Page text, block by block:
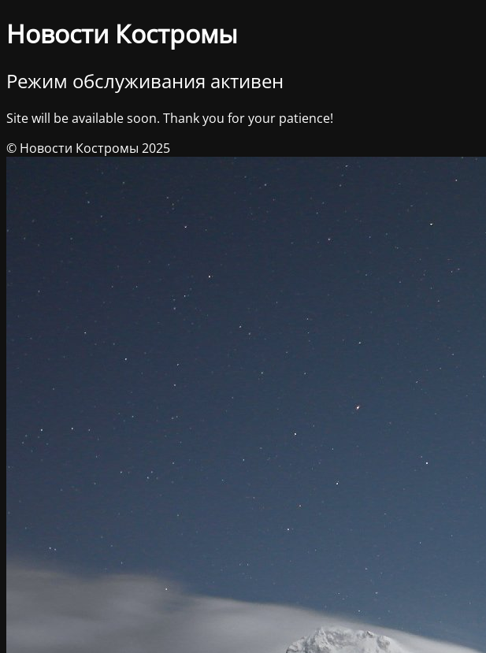
Новости Костромы
Режим обслуживания активен
Site will be available soon. Thank you for your patience!
© Новости Костромы 2025